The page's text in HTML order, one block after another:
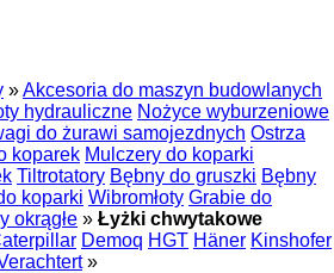
»Akcesoria do maszyn budowlanych
hydrauliczne Nożyce wyburzeniowe
do żurawi samojezdnych Ostrza
koparek Mulczery do koparki
Tiltrotatory Bębny do gruszki Bębny
koparki Wibromłoty Grabie do
okrągłe » Łyżki chwytakowe
Demoq HGT Häner Kinshofer
»